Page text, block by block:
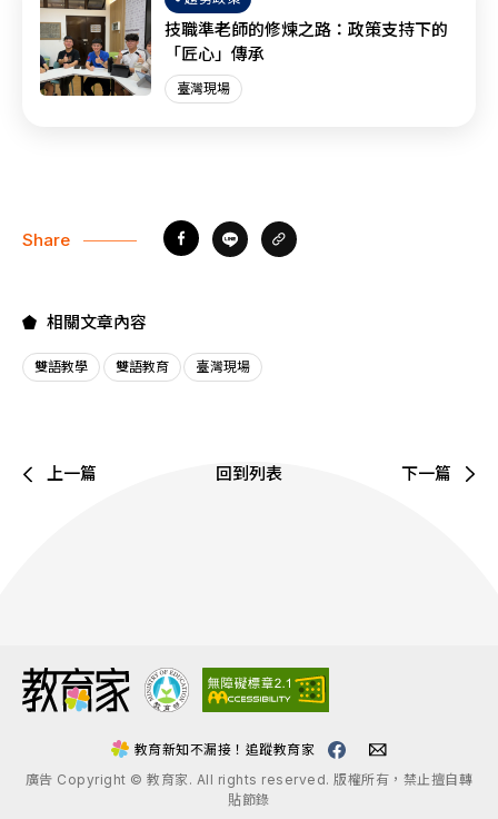
技職準老師的修煉之路：政策支持下的
「匠心」傳承
臺灣現場
Share
相關文章內容
雙語教學 雙語教育 臺灣現場
上一篇 回到列表 下一篇
廣告 Copyright © 教育家. All rights reserved. 版權所有，禁止擅自轉
貼節錄
教育新知不漏接！追蹤教育家